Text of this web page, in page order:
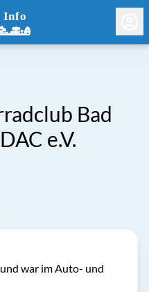
Bad
e.V.
war im Auto- und